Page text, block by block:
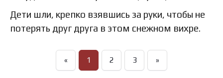
Дети шли, крепко взявшись за руки, чтобы не
потерять друг друга в этом снежном вихре.
« 1 2 3 »